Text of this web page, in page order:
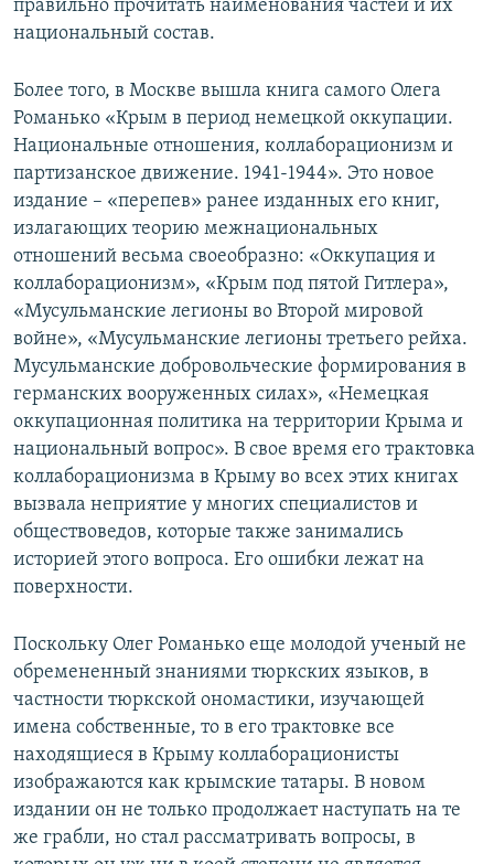
правильно прочитать наименования частей и их
национальный состав.
Более того, в Москве вышла книга самого Олега
Романько «Крым в период немецкой оккупации.
Национальные отношения, коллаборационизм и
партизанское движение. 1941-1944». Это новое
издание – «перепев» ранее изданных его книг,
излагающих теорию межнациональных
отношений весьма своеобразно: «Оккупация и
коллаборационизм», «Крым под пятой Гитлера»,
«Мусульманские легионы во Второй мировой
войне», «Мусульманские легионы третьего рейха.
Мусульманские добровольческие формирования в
германских вооруженных силах», «Немецкая
оккупационная политика на территории Крыма и
национальный вопрос». В свое время его трактовка
коллаборационизма в Крыму во всех этих книгах
вызвала неприятие у многих специалистов и
обществоведов, которые также занимались
историей этого вопроса. Его ошибки лежат на
поверхности.
Поскольку Олег Романько еще молодой ученый не
обремененный знаниями тюркских языков, в
частности тюркской ономастики, изучающей
имена собственные, то в его трактовке все
находящиеся в Крыму коллаборационисты
изображаются как крымские татары. В новом
издании он не только продолжает наступать на те
же грабли, но стал рассматривать вопросы, в